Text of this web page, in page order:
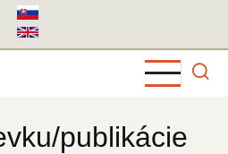
publikácie